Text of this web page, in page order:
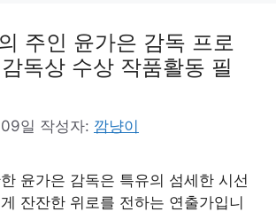
주인 윤가은 감독 프로
독상 수상 작품활동 필
일 작성자: 깜냥이
윤가은 감독은 특유의 섬세한 시선
잔잔한 위로를 전하는 연출가입니